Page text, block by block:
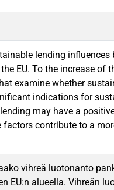
lending
EU. To the increase
examine whether
indications for
may have a
contribute to a
vihreä luotonanto
EU:n alueella. Vihreän